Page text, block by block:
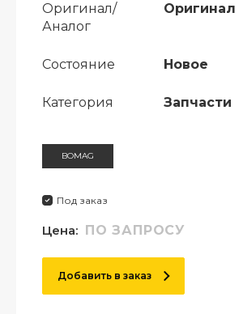
Оригинал/
Аналог
Оригинал
Состояние Новое
Категория Запчасти
BOMAG
Под заказ
Цена: ПО ЗАПРОСУ
Добавить в заказ